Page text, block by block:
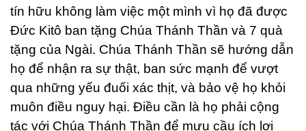
tín hữu không làm việc một mình vì họ đã được
Đức Kitô ban tặng Chúa Thánh Thần và 7 quà
tặng của Ngài. Chúa Thánh Thần sẽ hướng dẫn
họ để nhận ra sự thật, ban sức mạnh để vượt
qua những yếu đuối xác thịt, và bảo vệ họ khỏi
muôn điều nguy hại. Điều cần là họ phải cộng
tác với Chúa Thánh Thần để mưu cầu ích lợi